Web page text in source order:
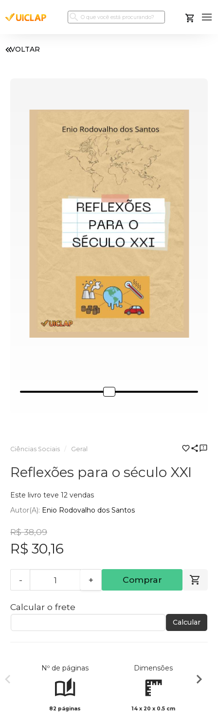
VOLTAR
Ciências Sociais Geral
Reflexões para o século XXI
Este livro teve 12 vendas
Autor(a): Enio Rodovalho dos Santos
R$ 38,09
R$ 30,16
- + Comprar
Calcular o frete
Calcular
Nº de páginas
82 páginas
Dimensões
14 x 20 x 0.5 cm